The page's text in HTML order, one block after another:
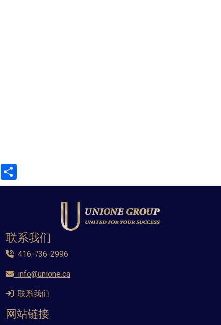
联系我们
416-736-2996
info@unione.ca
联系我们
网站链接